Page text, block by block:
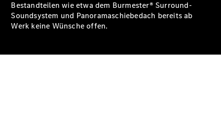
Bestandteilen wie etwa dem Burmester® Surround-
Soundsystem und Panoramaschiebedach bereits ab
Werk keine Wünsche offen.